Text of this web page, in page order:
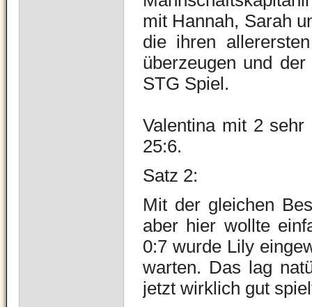
mit Hannah, Sarah
die ihren
überzeugen und
STG Spiel.
Valentina mit 2 sehr
25:6.
Satz 2:
Mit der gleichen
aber hier wollte
0:7 wurde Lily
warten. Das lag
jetzt wirklich gut